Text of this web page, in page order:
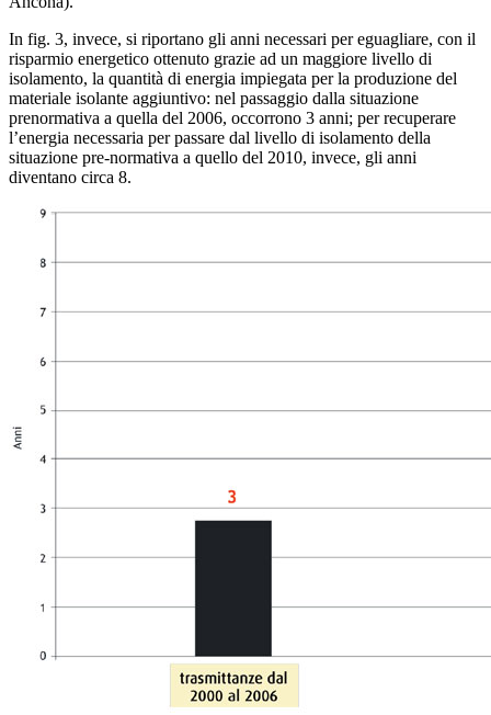
In fig. 3, invece, si riportano gli anni necessari per eguagliare, con il
risparmio energetico ottenuto grazie ad un maggiore livello di
isolamento, la quantità di energia impiegata per la produzione del
materiale isolante aggiuntivo: nel passaggio dalla situazione
prenormativa a quella del 2006, occorrono 3 anni; per recuperare
l’energia necessaria per passare dal livello di isolamento della
situazione pre-normativa a quello del 2010, invece, gli anni
diventano circa 8.